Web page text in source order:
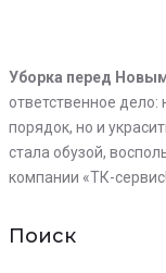
Уборка перед
ответственное дело:
порядок, но и
стала обузой,
компании «ТК-
Поиск